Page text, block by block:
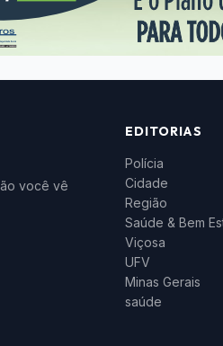
você vê
EDITORIAS
Polícia
Cidade
Região
Saúde & Bem
Viçosa
UFV
Minas Gerais
saúde